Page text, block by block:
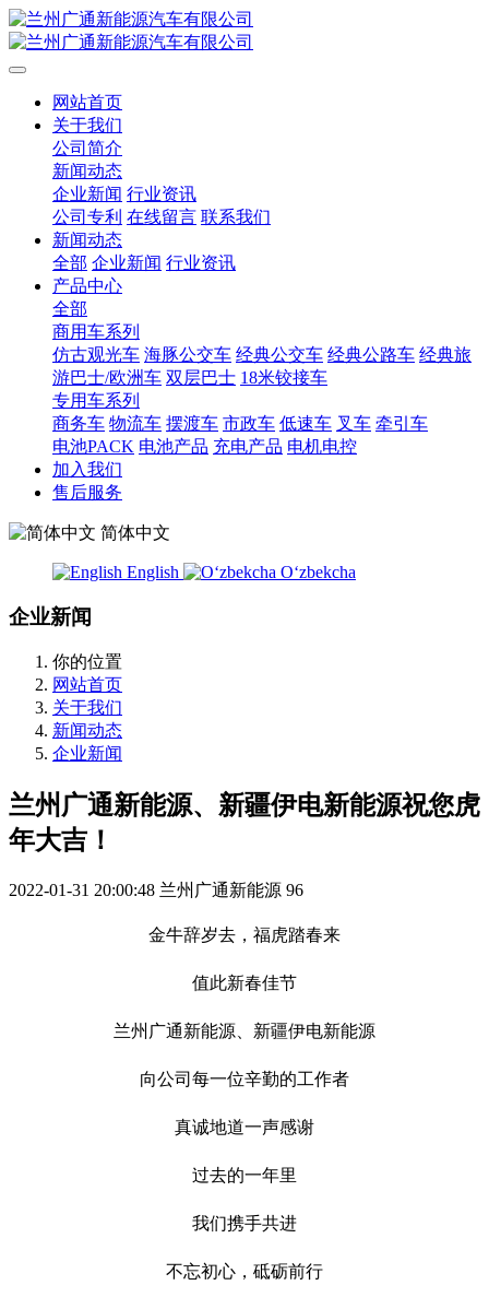
网站首页
关于我们
公司简介
新闻动态
企业新闻 行业资讯
公司专利 在线留言 联系我们
新闻动态
全部 企业新闻 行业资讯
产品中心
全部
商用车系列
仿古观光车 海豚公交车 经典公交车 经典公路车 经典旅
游巴士/欧洲车 双层巴士 18米铰接车
专用车系列
商务车 物流车 摆渡车 市政车 低速车 叉车 牵引车
电池PACK 电池产品 充电产品 电机电控
加入我们
售后服务
简体中文
English Oʻzbekcha
企业新闻
你的位置
网站首页
关于我们
新闻动态
企业新闻
兰州广通新能源、新疆伊电新能源祝您虎
年大吉！
2022-01-31 20:00:48 兰州广通新能源 96
金牛辞岁去，福虎踏春来
值此新春佳节
兰州广通新能源、新疆伊电新能源
向公司每一位辛勤的工作者
真诚地道一声感谢
过去的一年里
我们携手共进
不忘初心，砥砺前行